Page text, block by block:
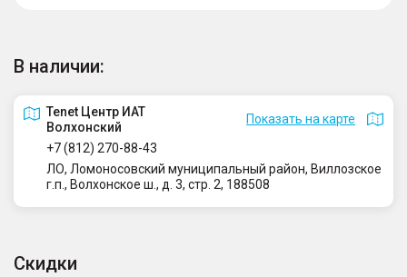
В наличии:
Tenet Центр ИАТ
Волхонский
Показать на карте
+7 (812) 270-88-43
ЛО, Ломоносовский муниципальный район, Виллозское
г.п., Волхонское ш., д. 3, стр. 2, 188508
Скидки